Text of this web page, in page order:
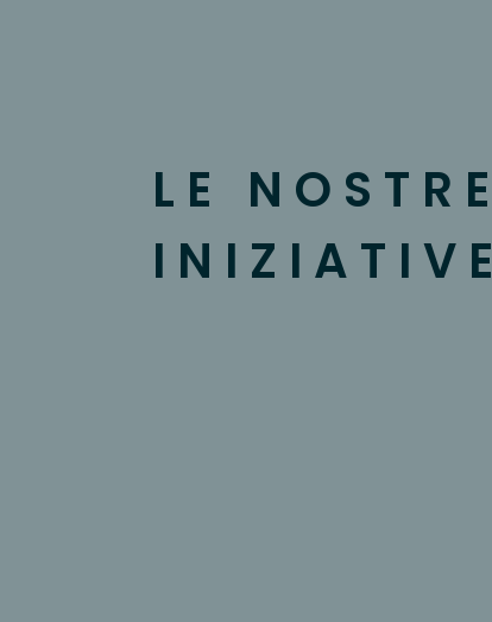
LE NOSTRE
INIZIATIVE